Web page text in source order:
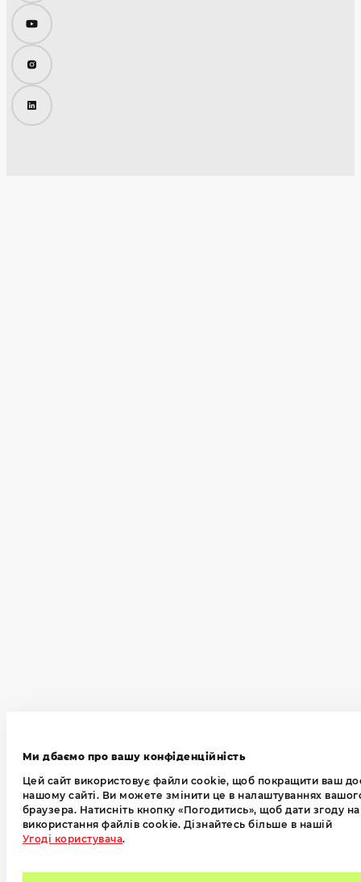
Ми дбаємо про вашу конфіденційність
Цей сайт використовує файли cookie, щоб покращити ваш
нашому сайті. Ви можете змінити це в налаштуваннях
браузера. Натисніть кнопку «Погодитись», щоб дати згоду на
використання файлів cookie. Дізнайтесь більше в нашій
Угоді користувача.
YouTube
Instagram
LinkedIn